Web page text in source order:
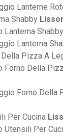
Lanterne
Shabby
Lanterna Shabby
Lanterna
Pizza A
Forno Della
Forno Della
Per Cucina
Utensili Per